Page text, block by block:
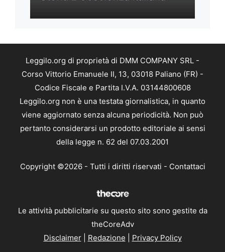
Leggilo.org di proprietà di DMM COMPANY SRL -
Corso Vittorio Emanuele II, 13, 03018 Paliano (FR) -
Codice Fiscale e Partita I.V.A. 03144800608
Leggilo.org non è una testata giornalistica, in quanto
viene aggiornato senza alcuna periodicità. Non può
pertanto considerarsi un prodotto editoriale ai sensi
della legge n. 62 del 07.03.2001
Copyright ©2026 - Tutti i diritti riservati - Contattaci
Le attività pubblicitarie su questo sito sono gestite da
theCoreAdv
Disclaimer| Redazione Privacy Policy